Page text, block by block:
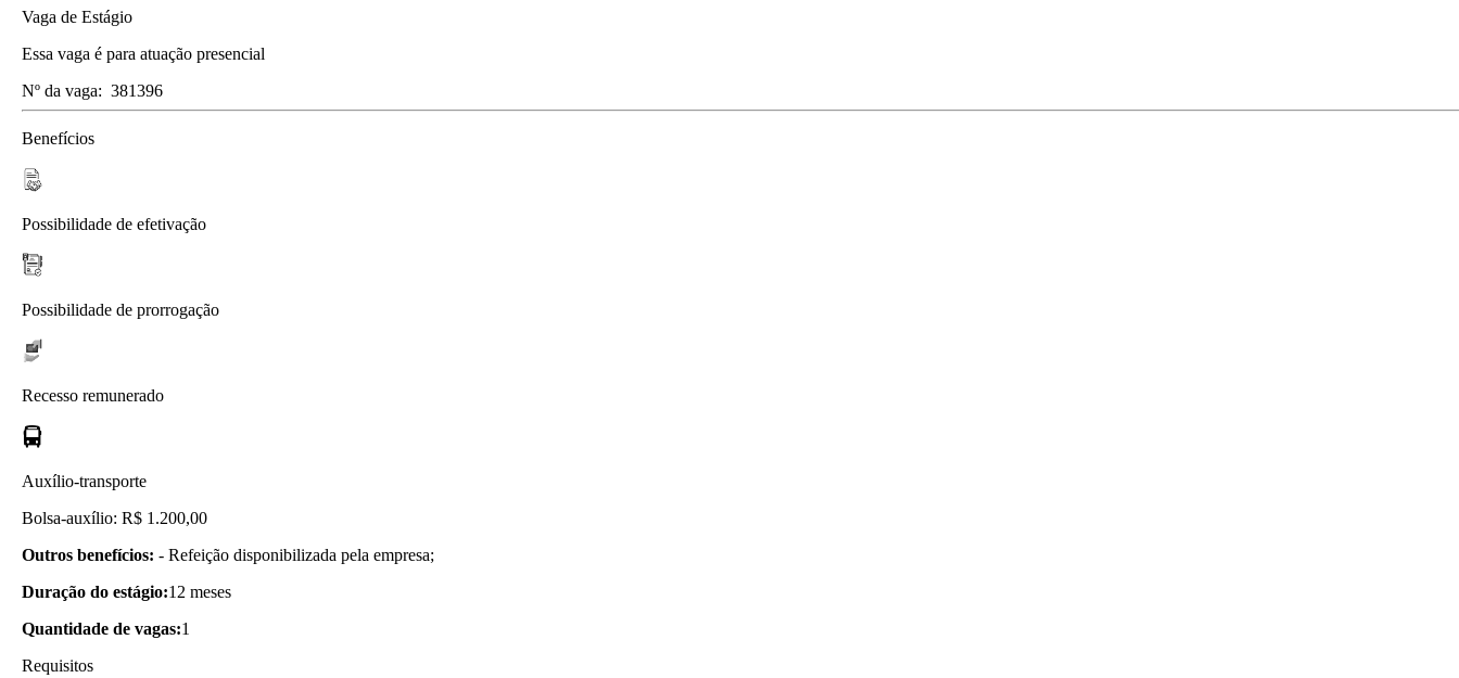
Vaga de Estágio
Essa vaga é para atuação presencial
Nº da vaga: 381396
Benefícios
Possibilidade de efetivação
Possibilidade de prorrogação
Recesso remunerado
Auxílio-transporte
Bolsa-auxílio: R$ 1.200,00
Outros benefícios: - Refeição disponibilizada pela empresa;
Duração do estágio:12 meses
Quantidade de vagas:1
Requisitos